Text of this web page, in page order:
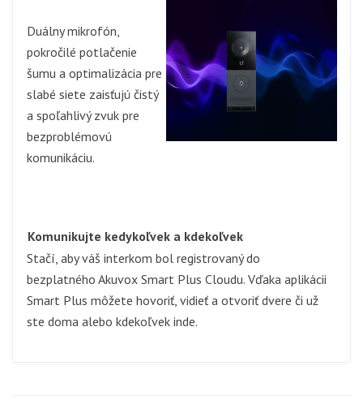
Duálny mikrofón,
pokročilé potlačenie
šumu a optimalizácia pre
slabé siete zaisťujú čistý
a spoľahlivý zvuk pre
bezproblémovú
komunikáciu.
Komunikujte kedykoľvek a kdekoľvek
Stačí, aby váš interkom bol registrovaný do
bezplatného Akuvox Smart Plus Cloudu. Vďaka aplikácii
Smart Plus môžete hovoriť, vidieť a otvoriť dvere či už
ste doma alebo kdekoľvek inde.